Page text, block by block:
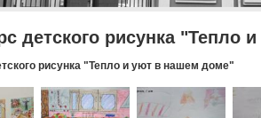
детского рисунка
рисунка "Тепло и уют в нашем доме"